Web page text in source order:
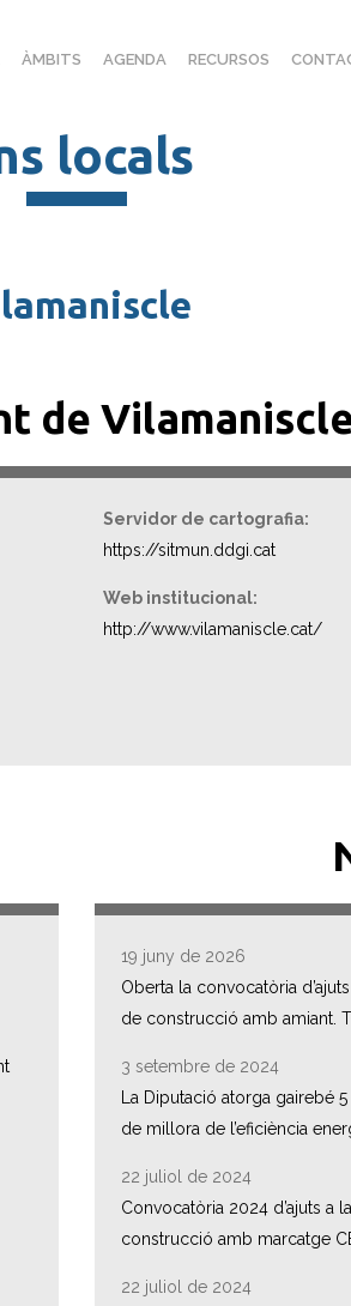
ÀMBITS AGENDA RECURSOS
locals
de
Servidor de cartografia:
https://sitmun.ddgi.cat
Web institucional:
http://www.vilamaniscle.cat/
19 juny de 2026
Oberta la convocatòria
de construcció amb amiant.
3 setembre de 2024
La Diputació atorga gairebé
de millora de l’eficiència
22 juliol de 2024
Convocatòria 2024 d’ajuts a
construcció amb marcatge
22 juliol de 2024